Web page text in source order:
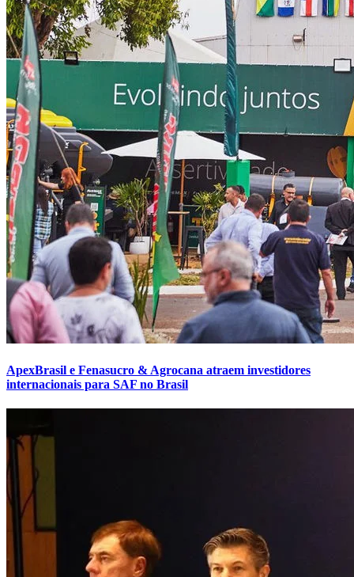
ApexBrasil e Fenasucro & Agrocana atraem investidores
internacionais para SAF no Brasil